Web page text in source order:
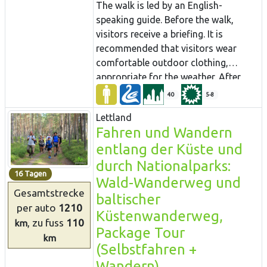
species can all be found here. Some
national parks have been established
to protect distinctive local cultural
heritage.
The walk is led by an English-
speaking guide. Before the walk,
visitors receive a briefing. It is
recommended that visitors wear
comfortable outdoor clothing,
appropriate for the weather. After
walking the barefoot path, visitors
usually feel energised, strong and
happy. The walk finishes with a
relaxing herbal foot bath.
40 5-8
16 Tagen
Gesamtstrecke
per auto 1210
km , zu fuss 110
km
Lettland
Fahren und Wandern
entlang der Küste und
durch Nationalparks:
Wald-Wanderweg und
baltischer
Küstenwanderweg,
Package Tour
(Selbstfahren +